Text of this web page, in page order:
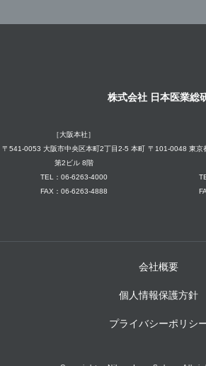
株式会社 日本医業総
［大阪本社］
〒541-0053 大阪市中央区本町2丁目2-5 本町
第2ビル 8階
TEL：06-6263-4000
FAX：06-6263-4888
〒101-0048 東京
会社概要
個人情報保護方針
プライバシーポリシ